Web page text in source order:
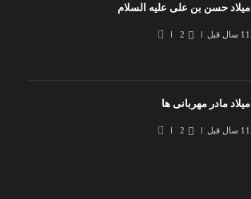
میلاد حسن بن علی علیه السلام
11 سال قبل 2
میلاد مادر مهربانی ها
11 سال قبل 2